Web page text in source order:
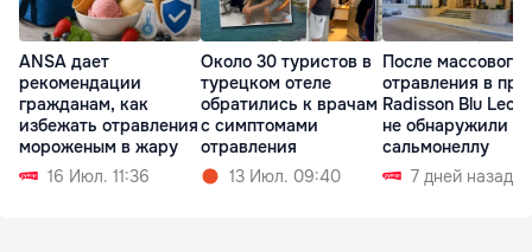
ANSA дает
рекомендации
гражданам, как
избежать отравления
мороженым в жару
16 Июл. 11:36
Около 30 туристов в
турецком отеле
обратились к врачам
с симптомами
отравления
13 Июл. 09:40
После массового
отравления в
Radisson Blu
не обнаружили
сальмонеллу
7 дней назад